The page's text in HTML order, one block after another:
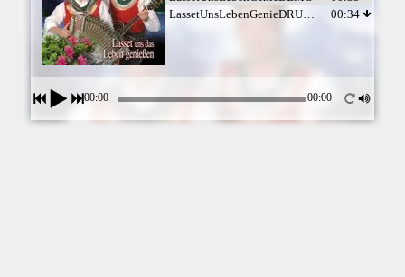
LassetUnsLebenGenieDRUDEMO
00:34
00:00 00:00